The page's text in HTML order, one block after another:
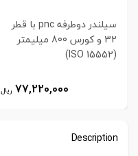
سیلندر دوطرفه pnc با قطر
32 و کورس 800 میلیمتر
(ISO 15552)
77,220,000 ریال
Description